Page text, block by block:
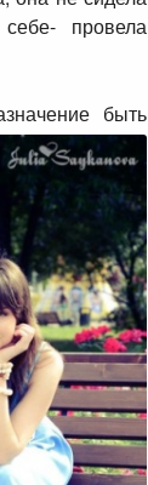
себе- провела
быть